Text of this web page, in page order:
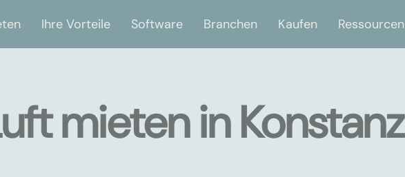
Ihre Vorteile Software Branchen Kaufen Ressourcen
mieten in Konstanz